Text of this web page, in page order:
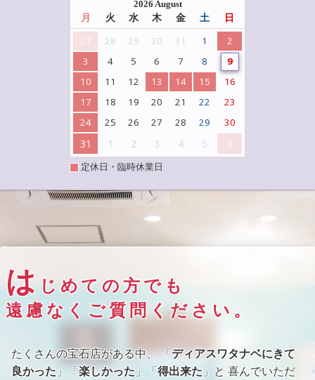
2026 August
月
火 水 木 金 土 日
27 28 29 30 31 1
2
3
4 5 6 7 8
9
10
11 12 13 14 15
16
17
18 19 20 21 22
23
24
25 26 27 28 29 30
31 1 2 3 4 5 6
定休日・臨時休業日
はじめての方でも
遠慮なくご質問ください。
たくさんの宝石店がある中、 「ディアスワタナベにきて
良かった」「楽しかった 」「得出来た 」と 喜んでいただ